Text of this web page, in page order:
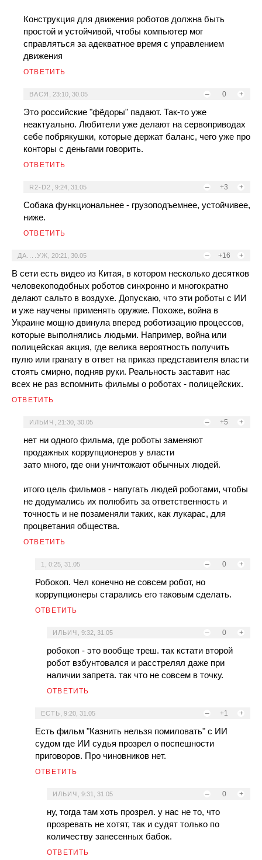
Конструкция для движения роботов должна быть
простой и устойчивой, чтобы компьютер мог
справляться за адекватное время с управлением
движения
ОТВЕТИТЬ
– 0 +
ВАСЯ 23:10, 30.05
Это российские "фёдоры" падают. Так-то уже
неактуально. Любители уже делают на сервоприводах
себе побрякушки, которые держат баланс, чего уже про
конторы с деньгами говорить.
ОТВЕТИТЬ
– +3 +
R2-D2 9:24, 31.05
Собака функциональнее - грузоподъемнее, устойчивее,
ниже.
ОТВЕТИТЬ
– +16 +
ДА....УЖ 20:21, 30.05
В сети есть видео из Китая, в котором несколько десятков
человекоподобных роботов синхронно и многократно
делают сальто в воздухе. Допускаю, что эти роботы с ИИ
и уже научены применять оружие. Похоже, война в
Украине мощно двинула вперед роботизацию процессов,
которые выполнялись людьми. Например, война или
полицейская акция, где велика вероятность получить
пулю или гранату в ответ на приказ представителя власти
стоять смирно, подняв руки. Реальность заставит нас
всех не раз вспомнить фильмы о роботах - полицейских.
ОТВЕТИТЬ
– +5 +
ИЛЬИЧ 21:30, 30.05
нет ни одного фильма, где роботы заменяют
продажных коррупционеров у власти
зато много, где они уничтожают обычных людей.
итого цель фильмов - напугать людей роботами, чтобы
не додумались их полюбить за ответственность и
точность и не позаменяли таких, как лукарас, для
процветания общества.
ОТВЕТИТЬ
– 0 +
1 ,0:25, 31.05
Робокоп. Чел конечно не совсем робот, но
коррупционеры старались его таковым сделать.
ОТВЕТИТЬ
– 0 +
ИЛЬИЧ 9:32, 31.05
робокоп - это вообще треш. так кстати второй
робот взбунтовался и расстрелял даже при
наличии запрета. так что не совсем в точку.
ОТВЕТИТЬ
– +1 +
ЕСТЬ ,9:20, 31.05
Есть фильм "Казнить нельзя помиловать" с ИИ
судом где ИИ судья прозрел о поспешности
приговоров. Про чиновников нет.
ОТВЕТИТЬ
– 0 +
ИЛЬИЧ 9:31, 31.05
ну, тогда там хоть прозрел. у нас не то, что
прозревать не хотят, так и судят только по
количеству занесенных бабок.
ОТВЕТИТЬ